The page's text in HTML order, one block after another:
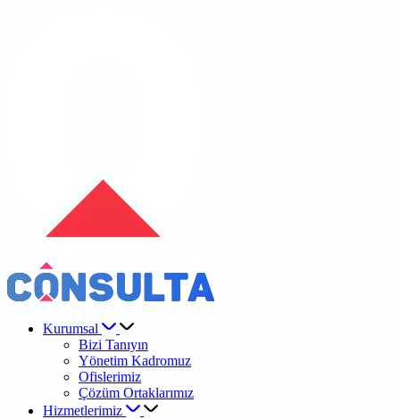
Kurumsal
Bizi Tanıyın
Yönetim Kadromuz
Ofislerimiz
Çözüm Ortaklarımız
Hizmetlerimiz